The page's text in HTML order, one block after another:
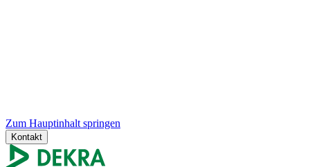
Zum Hauptinhalt springen
Kontakt